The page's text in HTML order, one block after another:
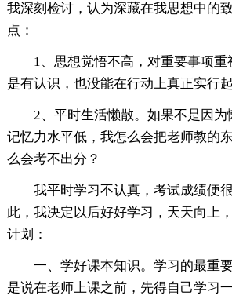
我深刻检讨，认为深藏在我思想中的
点：
1、思想觉悟不高，对重要事项
是有认识，也没能在行动上真正实行起
2、平时生活懒散。如果不是因为
记忆力水平低，我怎么会把老师教的
么会考不出分？
我平时学习不认真，考试成绩便
此，我决定以后好好学习，天天向上
计划：
一、学好课本知识。学习的最重
是说在老师上课之前，先得自己学习